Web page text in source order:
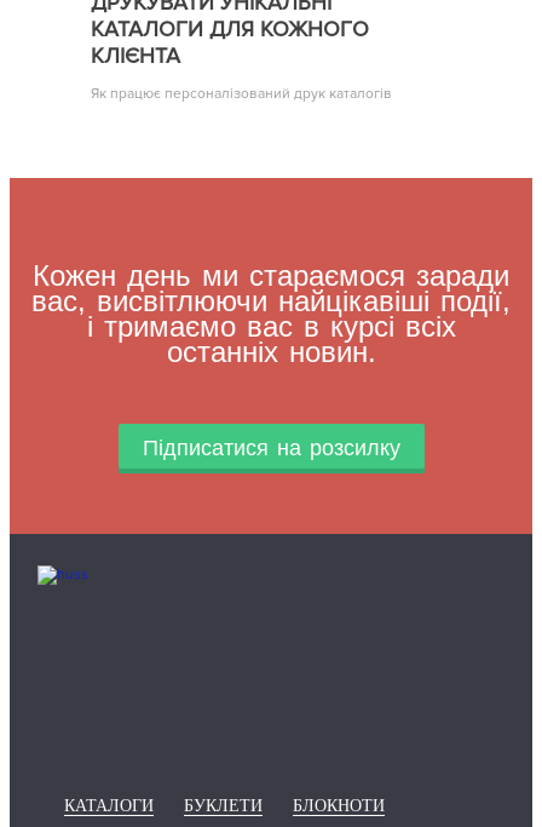
КАТАЛОГИ ДЛЯ КОЖНОГО
КЛІЄНТА
Як працює персоналізований друк каталогів
Кожен день ми стараємося заради
вас, висвітлюючи найцікавіші події,
і тримаємо вас в курсі всіх
останніх новин.
Підписатися на розсилку
КАТАЛОГИ БУКЛЕТИ
БЛОКНОТИ